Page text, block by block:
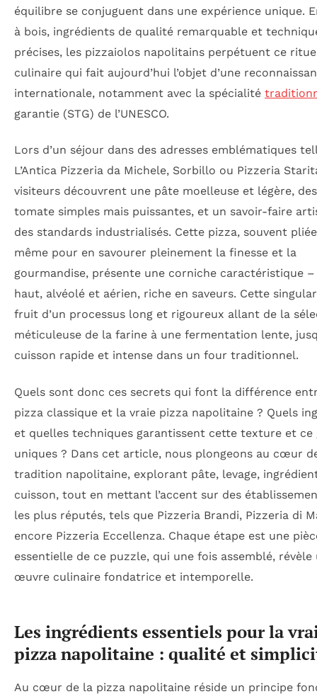
équilibre se conjuguent dans une expérience unique.
à bois, ingrédients de qualité remarquable et
précises, les pizzaiolos napolitains perpétuent ce
culinaire qui fait aujourd’hui l’objet d’une
internationale, notamment avec la spécialité
garantie (STG) de l’UNESCO.
Lors d’un séjour dans des adresses emblématiques
L’Antica Pizzeria da Michele, Sorbillo ou Pizzeria
visiteurs découvrent une pâte moelleuse et légère,
tomate simples mais puissantes, et un savoir-faire
des standards industrialisés. Cette pizza, souvent
même pour en savourer pleinement la finesse et la
gourmandise, présente une corniche caractéristique
haut, alvéolé et aérien, riche en saveurs. Cette
fruit d’un processus long et rigoureux allant de la
méticuleuse de la farine à une fermentation lente,
cuisson rapide et intense dans un four traditionnel.
Quels sont donc ces secrets qui font la différence
pizza classique et la vraie pizza napolitaine ? Quels
et quelles techniques garantissent cette texture et ce
uniques ? Dans cet article, nous plongeons au cœur
tradition napolitaine, explorant pâte, levage,
cuisson, tout en mettant l’accent sur des
les plus réputés, tels que Pizzeria Brandi, Pizzeria di
encore Pizzeria Eccellenza. Chaque étape est une
essentielle de ce puzzle, qui une fois assemblé, révèle
œuvre culinaire fondatrice et intemporelle.
Les ingrédients essentiels pour la
pizza napolitaine : qualité et
Au cœur de la pizza napolitaine réside un principe